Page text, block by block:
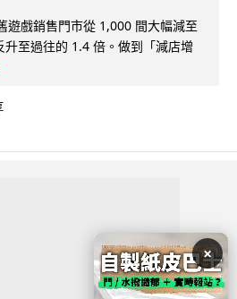
遊戲銷售門市從 1,000 間大幅減至
至過往的 1.4 倍。做到「減店增
×